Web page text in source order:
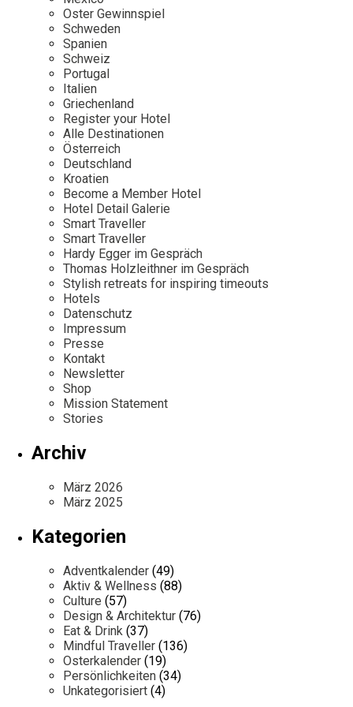
Mexico
Niederlande
Österreich
Portugal
Schweden
Spanien
Schweiz
Persönlichkeiten
Our Story
Career
Kontakt
Impressum
Oster Gewinnspiel
Schweden
Spanien
Schweiz
Portugal
Italien
Griechenland
Register your Hotel
Alle Destinationen
Österreich
Deutschland
Kroatien
Become a Member Hotel
Hotel Detail Galerie
Smart Traveller
Smart Traveller
Hardy Egger im Gespräch
Thomas Holzleithner im Gespräch
Stylish retreats for inspiring timeouts
Hotels
Datenschutz
Impressum
Presse
Kontakt
Newsletter
Shop
Mission Statement
Stories
Archiv
März 2026
März 2025
Kategorien
Adventkalender (49)
Aktiv & Wellness (88)
Culture (57)
Design & Architektur (76)
Eat & Drink (37)
Mindful Traveller (136)
Osterkalender (19)
Persönlichkeiten (34)
Unkategorisiert (4)